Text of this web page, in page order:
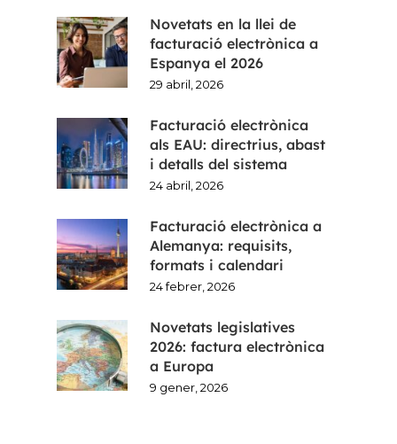
Novetats en la llei de
facturació electrònica a
Espanya el 2026
29 abril, 2026
Facturació electrònica
als EAU: directrius, abast
i detalls del sistema
24 abril, 2026
Facturació electrònica a
Alemanya: requisits,
formats i calendari
24 febrer, 2026
Novetats legislatives
2026: factura electrònica
a Europa
9 gener, 2026